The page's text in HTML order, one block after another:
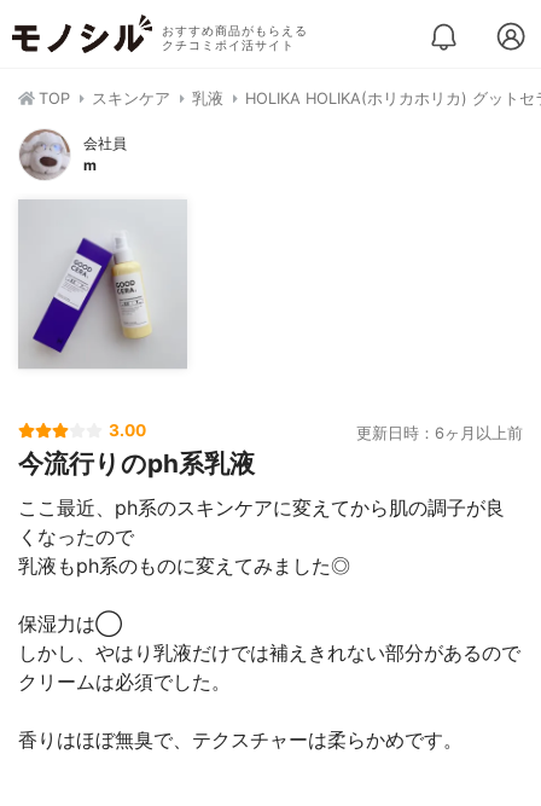
おすすめ商品がもらえる
クチコミポイ活サイト
TOP スキンケア 乳液 HOLIKA HOLIKA(ホリカホリカ) グット
会社員
m
3.00 更新日時：6ヶ月以上前
今流行りのph系乳液
ここ最近、ph系のスキンケアに変えてから肌の調子が良
くなったので
乳液もph系のものに変えてみました◎
保湿力は◯
しかし、やはり乳液だけでは補えきれない部分があるので
クリームは必須でした。
香りはほぼ無臭で、テクスチャーは柔らかめです。